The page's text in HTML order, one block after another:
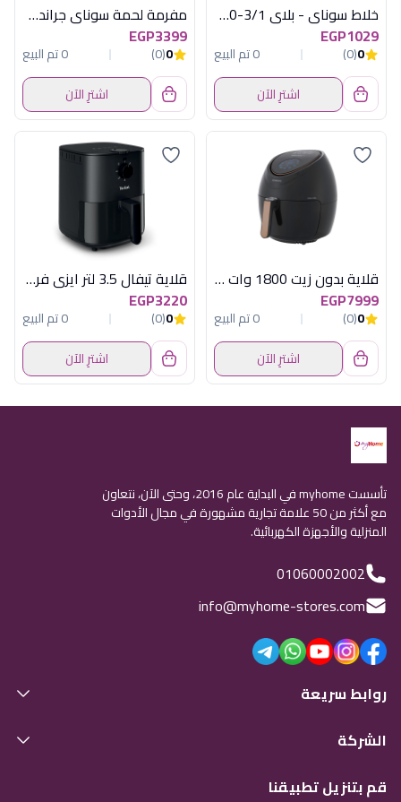
خلاط سوناي - بلاي 3/1-400 وات , 1.5 لتر , 3 سرعات MAR - 2300
EGP1029
0
(0)
0 تم البيع
اشترِ الآن
مفرمة لحمة سوناى جراندو 1600 ابيض مصرى
EGP3399
0
(0)
0 تم البيع
اشترِ الآن
قلاية بدون زيت 1800 وات 5.5 لتر كينود
EGP7999
0
(0)
0 تم البيع
اشترِ الآن
قلاية تيفال 3.5 لتر ايزى فراى ايسينشيال
EGP3220
0
(0)
0 تم البيع
اشترِ الآن
تأسست myhome في البداية عام 2016، وحتى الآن، نتعاون
مع أكثر من 50 علامة تجارية مشهورة في مجال الأدوات
المنزلية والأجهزة الكهربائية.
01060002002
info@myhome-stores.com
روابط سريعة
الشركة
قم بتنزيل تطبيقنا